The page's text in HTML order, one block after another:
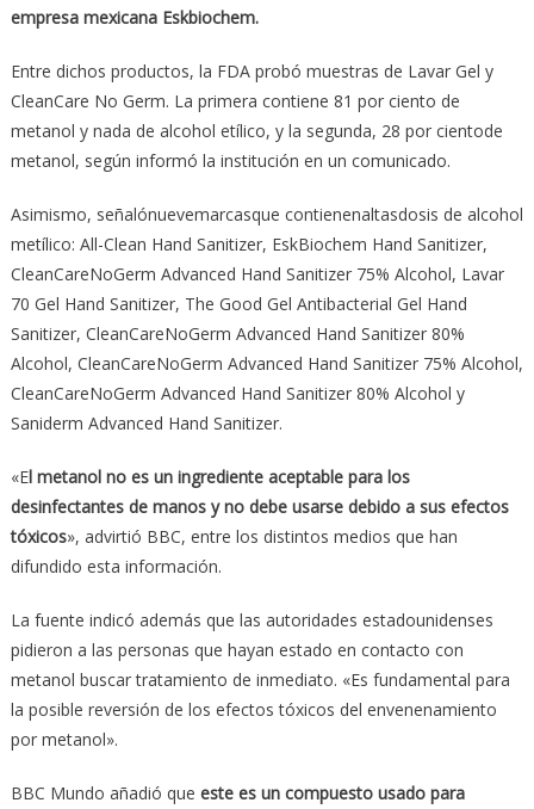
empresa mexicana Eskbiochem.
Entre dichos productos, la FDA probó muestras de Lavar Gel y
CleanCare No Germ. La primera contiene 81 por ciento de
metanol y nada de alcohol etílico, y la segunda, 28 por cientode
metanol, según informó la institución en un comunicado.
Asimismo, señalónuevemarcasque contienenaltasdosis de alcohol
metílico: All-Clean Hand Sanitizer, EskBiochem Hand Sanitizer,
CleanCareNoGerm Advanced Hand Sanitizer 75% Alcohol, Lavar
70 Gel Hand Sanitizer, The Good Gel Antibacterial Gel Hand
Sanitizer, CleanCareNoGerm Advanced Hand Sanitizer 80%
Alcohol, CleanCareNoGerm Advanced Hand Sanitizer 75% Alcohol,
CleanCareNoGerm Advanced Hand Sanitizer 80% Alcohol y
Saniderm Advanced Hand Sanitizer.
«El metanol no es un ingrediente aceptable para los
desinfectantes de manos y no debe usarse debido a sus efectos
tóxicos», advirtió BBC, entre los distintos medios que han
difundido esta información.
La fuente indicó además que las autoridades estadounidenses
pidieron a las personas que hayan estado en contacto con
metanol buscar tratamiento de inmediato. «Es fundamental para
la posible reversión de los efectos tóxicos del envenenamiento
por metanol».
BBC Mundo añadió que este es un compuesto usado para